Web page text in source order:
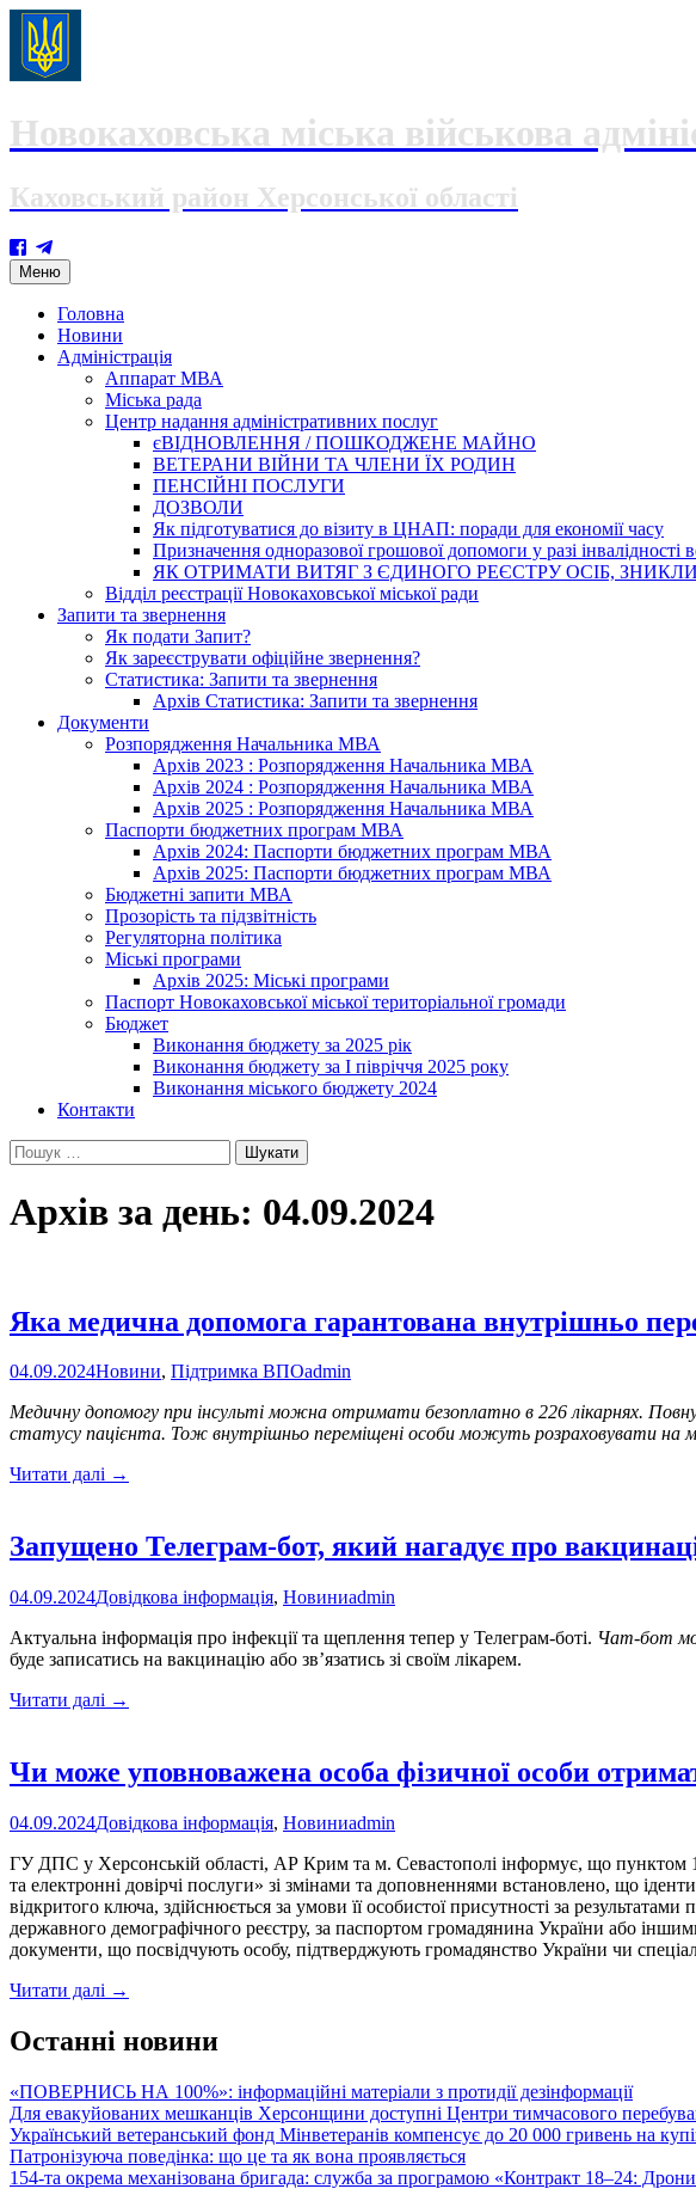
Новокаховська міська військова
Каховський район Херсонської області
Меню Skip
to
content
Головна
Новини
Адміністрація
Аппарат МВА
Міська рада
Центр надання адміністративних послуг
єВІДНОВЛЕННЯ / ПОШКОДЖЕНЕ МАЙНО
ВЕТЕРАНИ ВІЙНИ ТА ЧЛЕНИ ЇХ РОДИН
ПЕНСІЙНІ ПОСЛУГИ
ДОЗВОЛИ
Як підготуватися до візиту в ЦНАП: поради для економії часу
Призначення одноразової грошової допомоги у разі інвалідності
ЯК ОТРИМАТИ ВИТЯГ З ЄДИНОГО РЕЄСТРУ ОСІБ,
Відділ реєстрації Новокаховської міської ради
Запити та звернення
Як подати Запит?
Як зареєструвати офіційне звернення?
Статистика: Запити та звернення
Архів Статистика: Запити та звернення
Документи
Розпорядження Начальника МВА
Архів 2023 : Розпорядження Начальника МВА
Архів 2024 : Розпорядження Начальника МВА
Архів 2025 : Розпорядження Начальника МВА
Паспорти бюджетних програм МВА
Архів 2024: Паспорти бюджетних програм МВА
Архів 2025: Паспорти бюджетних програм МВА
Бюджетні запити МВА
Прозорість та підзвітність
Регуляторна політика
Міські програми
Архів 2025: Міські програми
Паспорт Новокаховської міської територіальної громади
Бюджет
Виконання бюджету за 2025 рік
Виконання бюджету за І півріччя 2025 року
Виконання міського бюджету 2024
Контакти
Пошук:
Архів за день: 04.09.2024
Яка медична допомога гарантована внутрішньо
04.09.2024Новини, Підтримка ВПОadmin
Медичну допомогу при інсульті можна отримати безоплатно в 226 лікарнях.
статусу пацієнта. Тож внутрішньо переміщені особи можуть розраховувати на
Читати далі Яка
гарантована
внутрішньо
особам
інсульті
→
Запущено Телеграм-бот, який нагадує про
04.09.2024Довідкова інформація, Новиниadmin
Актуальна інформація про інфекції та щеплення тепер у Телеграм-боті. Чат-бот
буде записатись на вакцинацію або зв’язатись зі своїм лікарем.
Читати далі Запущено
нагадує
вакцинацію
→
Чи може уповноважена особа фізичної особи
04.09.2024Довідкова інформація, Новиниadmin
ГУ ДПС у Херсонській області, АР Крим та м. Севастополі інформує, що пунктом
та електронні довірчі послуги» зі змінами та доповненнями встановлено, що
відкритого ключа, здійснюється за умови її особистої присутності за
державного демографічного реєстру, за паспортом громадянина України або
документи, що посвідчують особу, підтверджують громадянство України чи
Читати далі Чи
уповноважена
особа
особи
отримати
кваліфіковані
сертифікати
відкритих
→
Останні новини
«ПОВЕРНИСЬ НА 100%»: інформаційні матеріали з протидії дезінформації
Для евакуйованих мешканців Херсонщини доступні Центри тимчасового
Український ветеранський фонд Мінветеранів компенсує до 20 000 гривень на
Патронізуюча поведінка: що це та як вона проявляється
154-та окрема механізована бригада: служба за програмою «Контракт 18–24: